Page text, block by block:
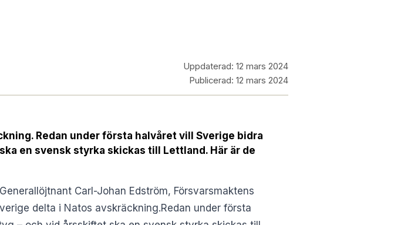
Uppdaterad: 12 mars 2024
Publicerad: 12 mars 2024
Redan under första halvåret vill Sverige bidra
en svensk styrka skickas till Lettland. Här är de
Carl-Johan Edström, Försvarsmaktens
delta i Natos avskräckning.Redan under första